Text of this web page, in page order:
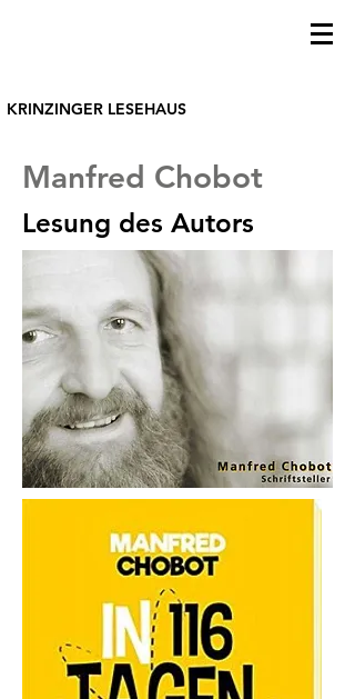
KRINZINGER LESEHAUS
Manfred Chobot
Lesung des Autors